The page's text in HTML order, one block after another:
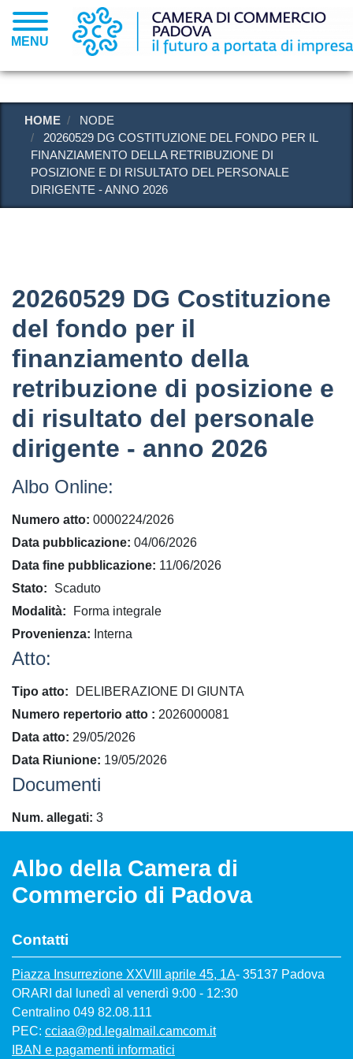
Salta
al
contenuto
MENU
HOME
NODE
20260529 DG COSTITUZIONE DEL FONDO PER IL
FINANZIAMENTO DELLA RETRIBUZIONE DI
POSIZIONE E DI RISULTATO DEL PERSONALE
DIRIGENTE - ANNO 2026
20260529 DG Costituzione
del fondo per il
finanziamento della
retribuzione di posizione e
di risultato del personale
dirigente - anno 2026
Albo Online:
Numero atto 0000224/2026
Data pubblicazione 04/06/2026
Data fine pubblicazione 11/06/2026
Stato
Scaduto
Modalità
Forma integrale
Provenienza
Interna
Atto:
Tipo atto
DELIBERAZIONE DI GIUNTA
​Numero repertorio atto
2026000081
Data atto 29/05/2026
Data Riunione 19/05/2026
Documenti
Num. allegati 3
Albo della Camera di
Commercio di Padova
Contatti
Piazza Insurrezione XXVIII aprile 45, 1A- 35137 Padova
ORARI dal lunedì al venerdì 9:00 - 12:30
Centralino 049 82.08.111
PEC: cciaa@pd.legalmail.camcom.it
IBAN e pagamenti informatici